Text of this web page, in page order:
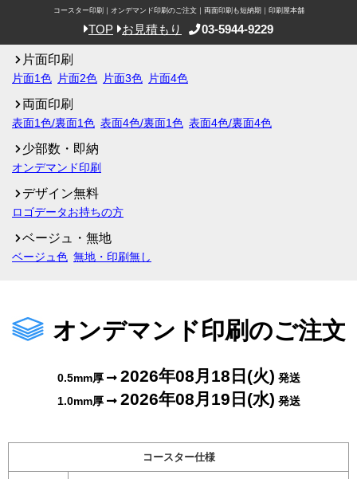
コースター印刷｜オンデマンド印刷のご注文｜両面印刷も短納期｜印刷屋本舗
TOP お見積もり 03-5944-9229
片面印刷
片面1色 片面2色 片面3色 片面4色
両面印刷
表面1色/裏面1色 表面4色/裏面1色 表面4色/裏面4色
少部数・即納
オンデマンド印刷
デザイン無料
ロゴデータお持ちの方
ベージュ・無地
ベージュ色 無地・印刷無し
オンデマンド印刷のご注文
0.5mm厚 2026年08月18日(火) 発送
1.0mm厚
2026年08月19日(水) 発送
コースター仕様